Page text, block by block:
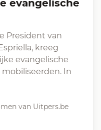
President van
kreeg
evangelische
In
van Uitpers.be